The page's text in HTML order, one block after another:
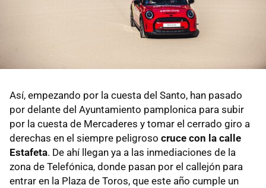
Así, empezando por la cuesta del Santo, han pasado
por delante del Ayuntamiento pamplonica para subir
por la cuesta de Mercaderes y tomar el cerrado giro a
derechas en el siempre peligroso cruce con la calle
Estafeta. De ahí llegan ya a las inmediaciones de la
zona de Telefónica, donde pasan por el callejón para
entrar en la Plaza de Toros, que este año cumple un